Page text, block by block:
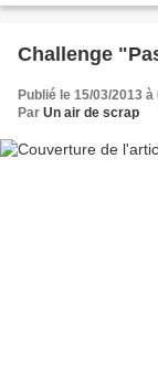
Challenge
Publié le 15/03/2013 à
Par Un air de scrap